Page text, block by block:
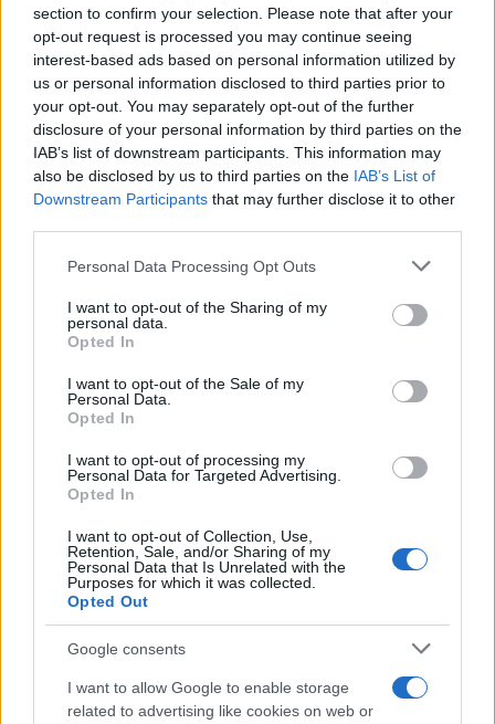
section to confirm your selection. Please note that after your
opt-out request is processed you may continue seeing
interest-based ads based on personal information utilized by
us or personal information disclosed to third parties prior to
your opt-out. You may separately opt-out of the further
disclosure of your personal information by third parties on the
IAB’s list of downstream participants. This information may
also be disclosed by us to third parties on the IAB’s List of
Downstream Participants that may further disclose it to other
Please note that this website/app uses one or more Google
not limited to your visit or usage behaviour. You may click to
grant or deny consent to Google and its third-party tags to
use your data for below specified purposes in below Google
consent section.
Personal Data Processing Opt Outs
I want to opt-out of the Sharing of my
personal data.
Opted In
I want to opt-out of the Sale of my
Personal Data.
Opted In
I want to opt-out of processing my
Personal Data for Targeted Advertising.
Opted In
I want to opt-out of Collection, Use,
Retention, Sale, and/or Sharing of my
Personal Data that Is Unrelated with the
Purposes for which it was collected.
Opted Out
Google consents
I want to allow Google to enable storage
related to advertising like cookies on web or
Continua a leggere
NEWS
CSI Bergamo: Tra Corsi, Eventi e Protezione dei Dati
Francesca Lombardi · 29 Lug 2026